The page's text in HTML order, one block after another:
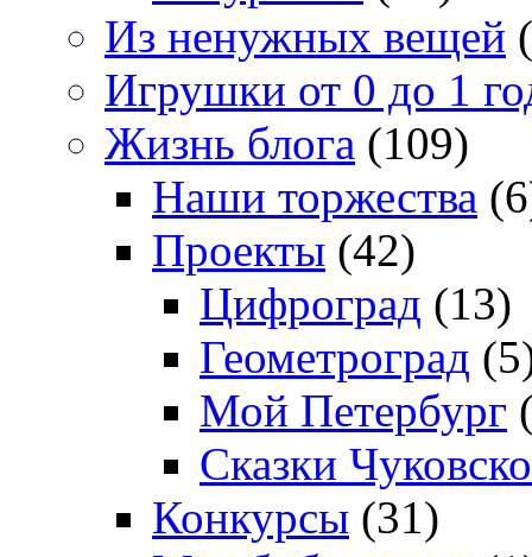
Из ненужных вещей
Игрушки от 0 до 1
Жизнь блога (109)
Наши торжества
Проекты (42)
Цифроград (13)
Геометроград
Мой Петербург
Сказки
Конкурсы (31)